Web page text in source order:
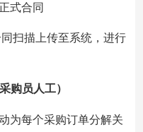
式合同
扫描上传至系统，进行
购员人工）
为每个采购订单分解关